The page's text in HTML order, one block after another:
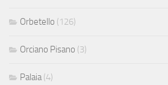
Orbetello (126)
Orciano Pisano (3)
Palaia (4)